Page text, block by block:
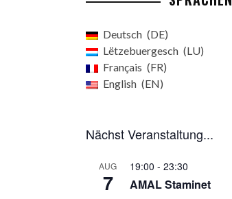
Deutsch
DE
Lëtzebuergesch
LU
Français
FR
English
EN
Nächst Veranstaltung...
AUG
7
19:00 - 23:30
AMAL Staminet